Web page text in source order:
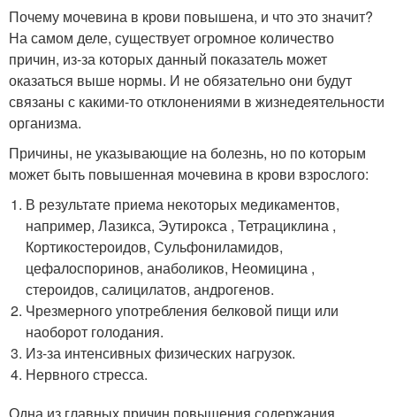
Почему мочевина в крови повышена, и что это значит?
На самом деле, существует огромное количество
причин, из-за которых данный показатель может
оказаться выше нормы. И не обязательно они будут
связаны с какими-то отклонениями в жизнедеятельности
организма.
Причины, не указывающие на болезнь, но по которым
может быть повышенная мочевина в крови взрослого:
В результате приема некоторых медикаментов,
например, Лазикса, Эутирокса , Тетрациклина ,
Кортикостероидов, Сульфониламидов,
цефалоспоринов, анаболиков, Неомицина ,
стероидов, салицилатов, андрогенов.
Чрезмерного употребления белковой пищи или
наоборот голодания.
Из-за интенсивных физических нагрузок.
Нервного стресса.